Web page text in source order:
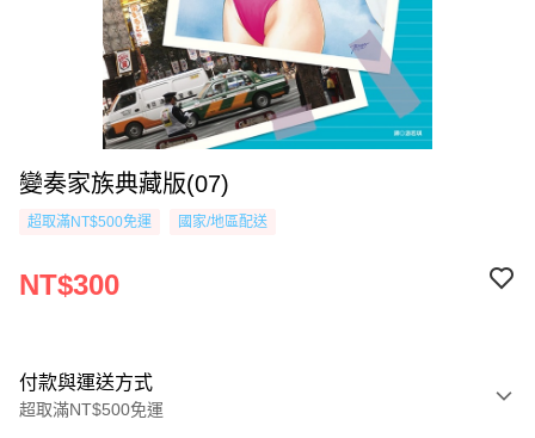
變奏家族典藏版(07)
超取滿NT$500免運 國家/地區配送
NT$300
付款與運送方式
超取滿NT$500免運